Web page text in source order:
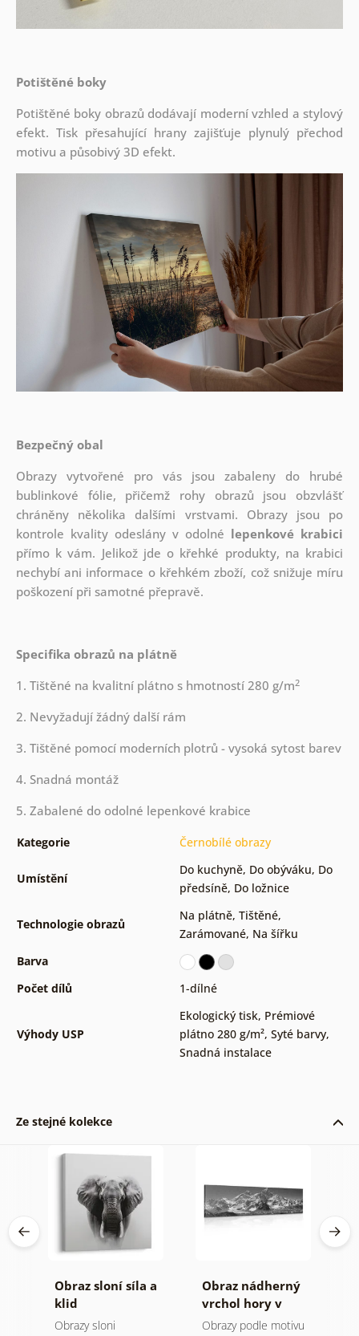
Potištěné boky
Potištěné boky obrazů dodávají moderní vzhled a stylový
efekt. Tisk přesahující hrany zajišťuje plynulý přechod
motivu a působivý 3D efekt.
Bezpečný obal
Obrazy vytvořené pro vás jsou zabaleny do hrubé
bublinkové fólie, přičemž rohy obrazů jsou obzvlášť
chráněny několika dalšími vrstvami. Obrazy jsou po
kontrole kvality odeslány v odolné lepenkové krabici
přímo k vám. Jelikož jde o křehké produkty, na krabici
nechybí ani informace o křehkém zboží, což snižuje míru
poškození při samotné přepravě.
Specifika obrazů na plátně
1. Tištěné na kvalitní plátno s hmotností 280 g/m2
2. Nevyžadují žádný další rám
3. Tištěné pomocí moderních plotrů - vysoká sytost barev
4. Snadná montáž
5. Zabalené do odolné lepenkové krabice
Kategorie Černobílé obrazy
Umístění
Do kuchyně, Do obýváku, Do
předsíně, Do ložnice
Technologie obrazů
Na plátně, Tištěné,
Zarámované, Na šířku
Barva
Počet dílů
1-dílné
Výhody USP
Ekologický tisk, Prémiové
plátno 280 g/m², Syté barvy,
Snadná instalace
Ze stejné kolekce
Obraz sloní síla a
klid
Obrazy sloni
Obraz nádherný
vrchol hory v
černobílém
Obrazy podle motivu